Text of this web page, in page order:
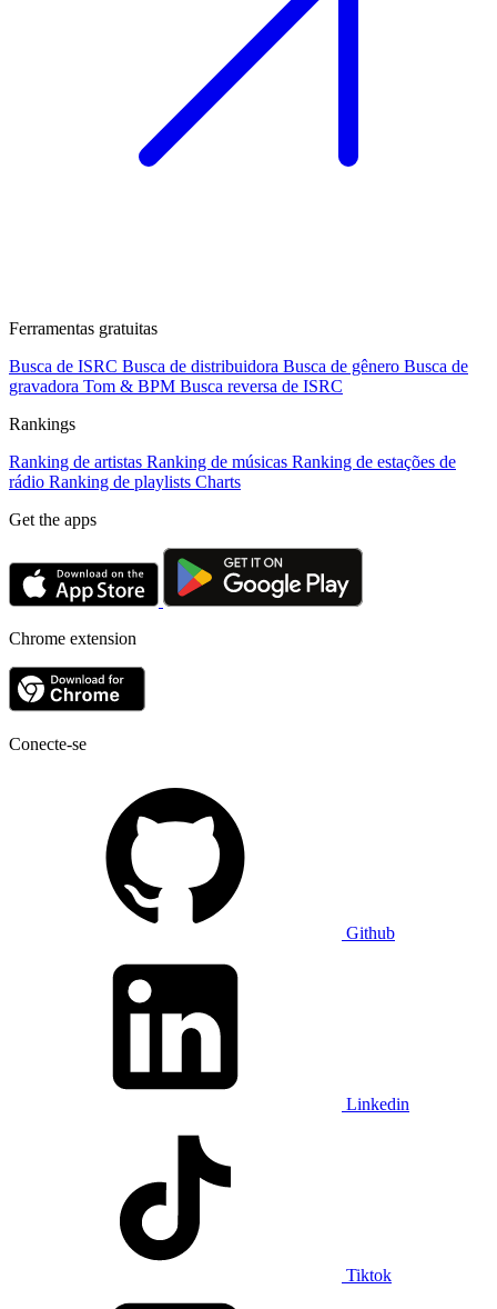
Ferramentas gratuitas
Busca de ISRC Busca de distribuidora Busca de gênero Busca de
gravadora Tom & BPM Busca reversa de ISRC
Rankings
Ranking de artistas Ranking de músicas Ranking de estações de
rádio Ranking de playlists Charts
Get the apps
Chrome extension
Conecte-se
Github
Linkedin
Tiktok